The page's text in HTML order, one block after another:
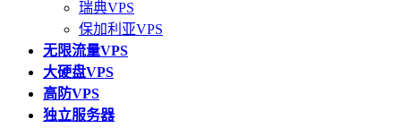
瑞典VPS
保加利亚VPS
无限流量VPS
大硬盘VPS
高防VPS
独立服务器